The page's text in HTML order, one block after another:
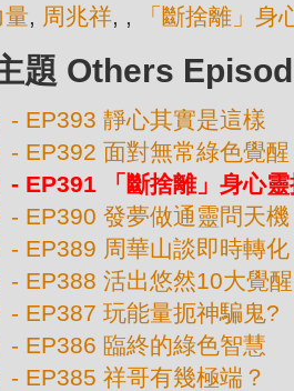
量, 周兆祥, , 「斷捨離」身
題 Others
- EP393 靜心其實是這樣
- EP392 面對無常綠色覺醒
- EP391 「斷捨離」身心
- EP390 發夢做通靈問天機
- EP389 周華山談即時轉化
- EP388 活出悠然10大覺醒
- EP387 玩能量扼神騙鬼?
- EP386 臨終的綠色智慧
- EP385 祥哥有幾極端？